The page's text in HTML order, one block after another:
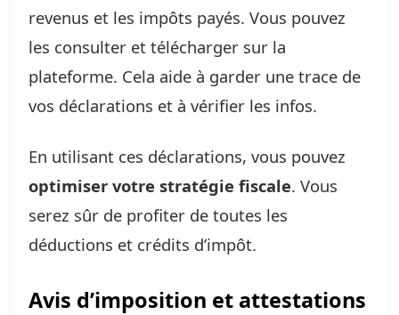
revenus et les impôts payés. Vous pouvez
les consulter et télécharger sur la
plateforme. Cela aide à garder une trace de
vos déclarations et à vérifier les infos.
En utilisant ces déclarations, vous pouvez
optimiser votre stratégie fiscale. Vous
serez sûr de profiter de toutes les
déductions et crédits d’impôt.
Avis d’imposition et attestations